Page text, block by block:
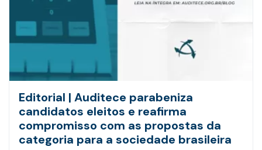
Editorial | Auditece parabeniza
candidatos eleitos e reafirma
compromisso com as propostas da
categoria para a sociedade brasileira